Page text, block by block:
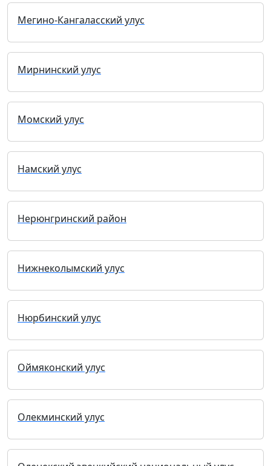
Мегино-Кангаласский улус
Мирнинский улус
Момский улус
Намский улус
Нерюнгринский район
Нижнеколымский улус
Нюрбинский улус
Оймяконский улус
Олекминский улус